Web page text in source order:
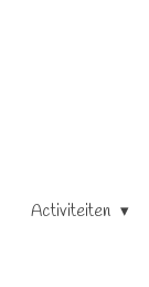
Activiteiten